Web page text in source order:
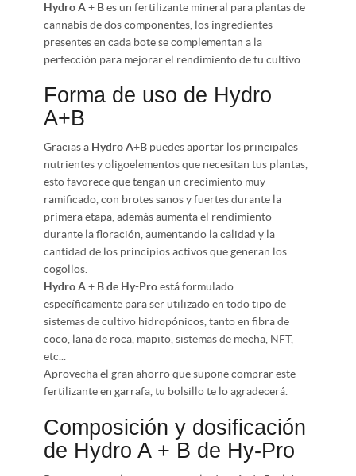
Hydro A + Bes un fertilizante mineral para plantas de
cannabis de dos componentes, los ingredientes
presentes en cada bote se complementan a la
perfección para mejorar el rendimiento de tu cultivo.
Forma de uso de Hydro
A+B
Gracias a Hydro A+B puedes aportar los principales
nutrientes y oligoelementos que necesitan tus plantas,
esto favorece que tengan un crecimiento muy
ramificado, con brotes sanos y fuertes durante la
primera etapa, además aumenta el rendimiento
durante la floración, aumentando la calidad y la
cantidad de los principios activos que generan los
cogollos.
Hydro A + B de Hy-Proestá formulado
específicamente para ser utilizado en todo tipo de
sistemas de cultivo hidropónicos, tanto en fibra de
coco, lana de roca, mapito, sistemas de mecha, NFT,
etc...
Aprovecha el gran ahorro que supone comprar este
fertilizante en garrafa, tu bolsillo te lo agradecerá.
Composición y dosificación
de Hydro A + B de Hy-Pro